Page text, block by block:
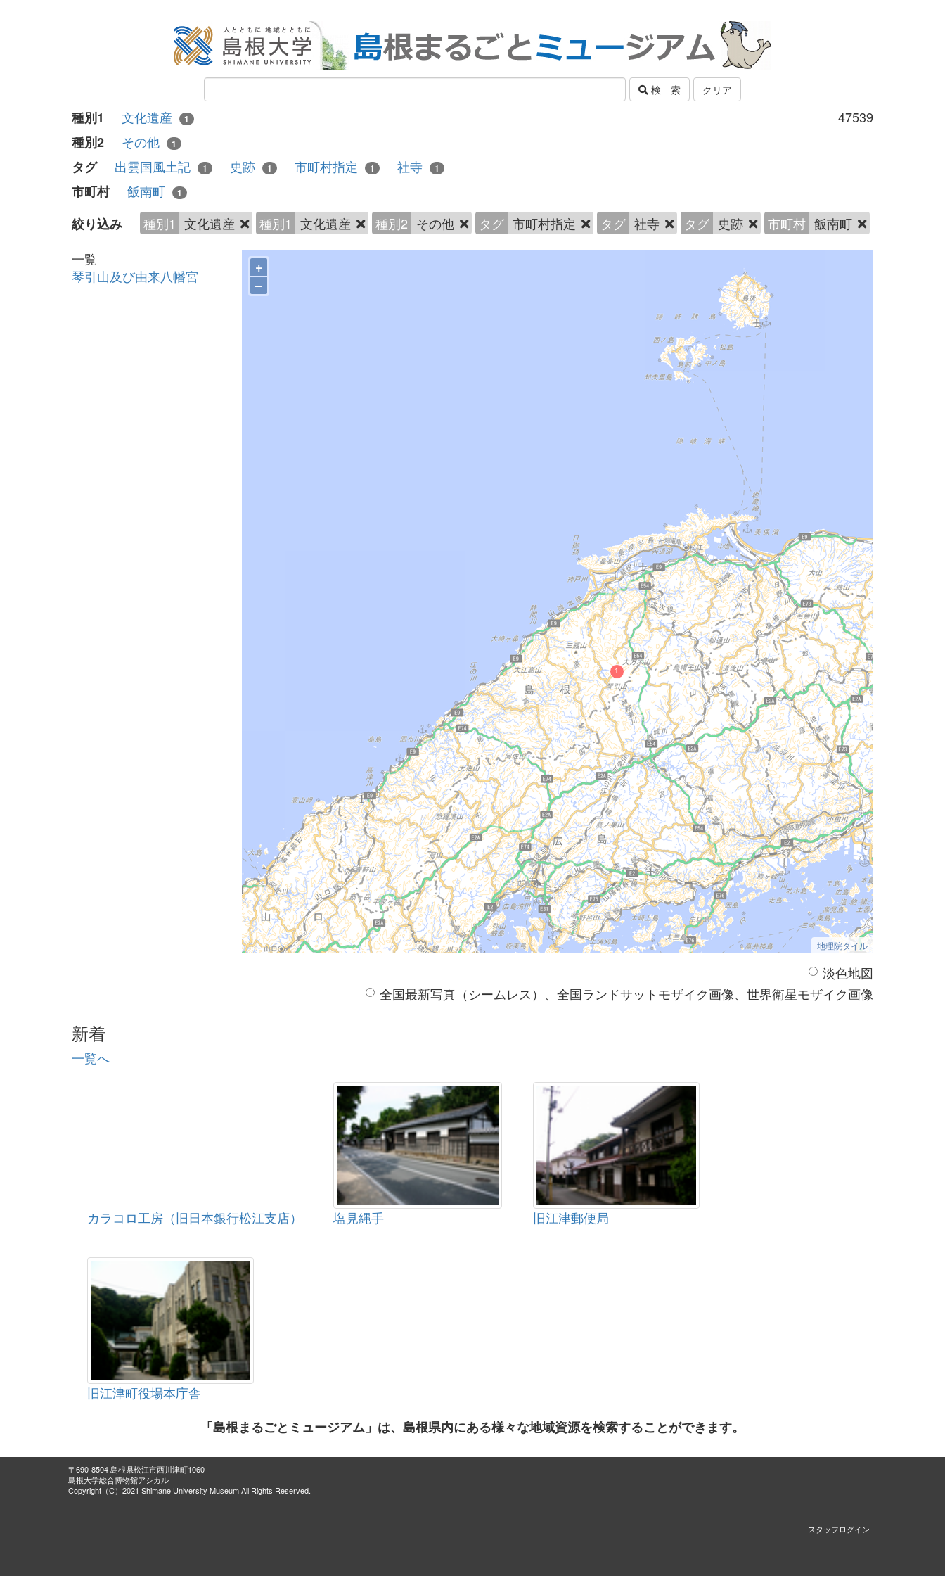
検 索 クリア
47539
種別1 文化遺産 1
種別2 その他 1
タグ 出雲国風土記 1 史跡 1 市町村指定 1 社寺 1
市町村 飯南町 1
絞り込み 種別1 文化遺産 種別1 文化遺産 種別2 その他 タグ 市町村指定 タグ 社寺 タグ 史跡 市町村 飯南町
一覧
琴引山及び由来八幡宮
+
–
地理院タイル
淡色地図
全国最新写真（シームレス）、全国ランドサットモザイク画像、世界衛星モザイク画像
新着
一覧へ
カラコロ工房（旧日本銀行松江支店） 塩見縄手 旧江津郵便局
旧江津町役場本庁舎
「島根まるごとミュージアム」は、島根県内にある様々な地域資源を検索することができます。
〒690-8504 島根県松江市西川津町1060
島根大学総合博物館アシカル
Copyright（C）2021 Shimane University Museum All Rights Reserved.
スタッフログイン